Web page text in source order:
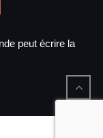
peut écrire la